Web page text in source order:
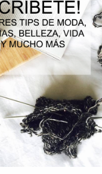
practicados durante
y
y sentirnos más plenos y
decidir la ruta,
a los objetivos de
de running de
desde el nivel de